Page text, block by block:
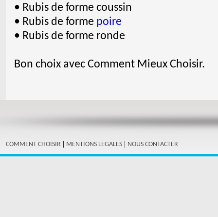
• Rubis de forme coussin
• Rubis de forme poire
• Rubis de forme ronde
Bon choix avec Comment Mieux Choisir.
COMMENT CHOISIR | MENTIONS LEGALES | NOUS CONTACTER